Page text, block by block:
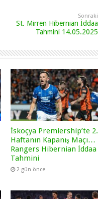
Sonraki
St. Mirren Hibernian İddaa
Tahmini 14.05.2025
İskoçya Premiership’te 2.
Haftanın Kapanış Maçı…
Rangers Hibernian İddaa
Tahmini
2 gün önce